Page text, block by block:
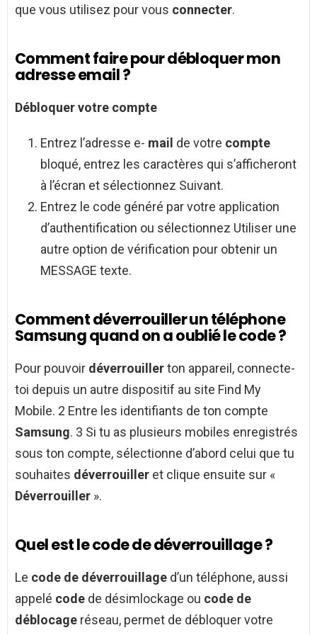
que vous utilisez pour vous connecter.
Comment faire pour débloquer mon
adresse email ?
Débloquervotre compte
Entrez l’adresse e- mail de votre compte
bloqué, entrez les caractères qui s’afficheront
à l’écran et sélectionnez Suivant.
Entrez le code généré par votre application
d’authentification ou sélectionnez Utiliser une
autre option de vérification pour obtenir un
MESSAGE texte.
Comment déverrouiller un téléphone
Samsung quand on a oublié le code ?
Pour pouvoir déverrouillerton appareil, connecte-
toi depuis un autre dispositif au site Find My
Mobile. 2 Entre les identifiants de ton compte
Samsung. 3 Si tu as plusieurs mobiles enregistrés
sous ton compte, sélectionne d’abord celui que tu
souhaites déverrouiller et clique ensuite sur «
Déverrouiller ».
Quel est le code de déverrouillage ?
Le code de déverrouillage d’un téléphone, aussi
appelé code de désimlockage ou code de
déblocage réseau, permet de débloquer votre